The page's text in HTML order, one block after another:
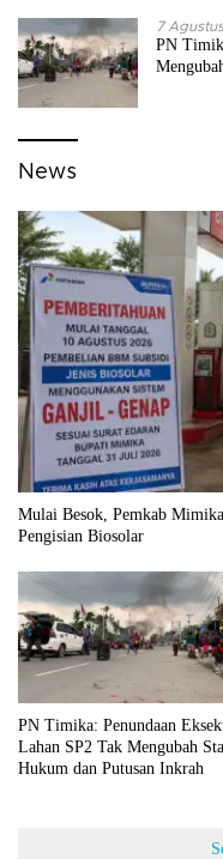
7
PN
News
Mulai Besok, Pemkab
Pengisian Biosolar
PN Timika: Penundaan
Lahan SP2 Tak Mengubah
Hukum dan Putusan Inkrah